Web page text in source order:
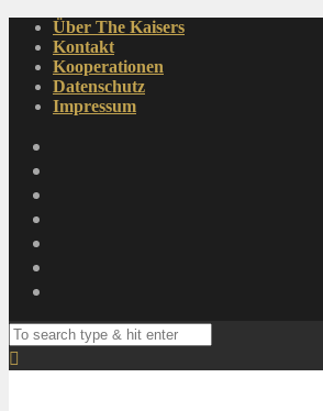
Über The Kaisers
Kontakt
Kooperationen
Datenschutz
Impressum